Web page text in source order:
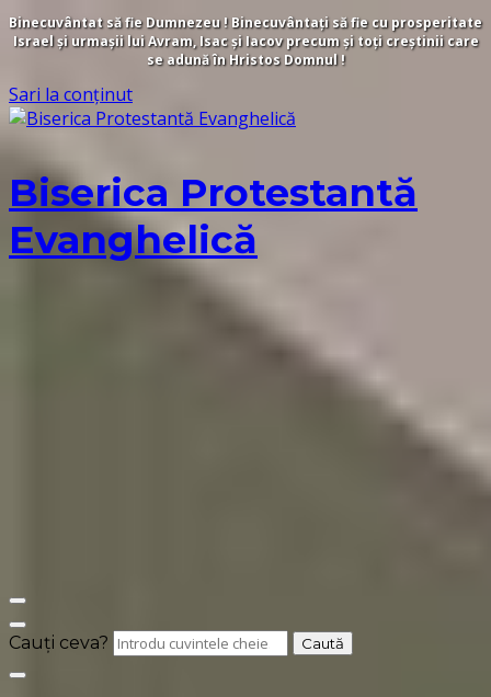
Binecuvântat să fie Dumnezeu ! Binecuvântați să fie cu prosperitate
Israel și urmașii lui Avram, Isac și Iacov precum și toți creștinii care
se adună în Hristos Domnul !
Sari la conținut
Biserica Protestantă
Evanghelică
Cauți ceva?